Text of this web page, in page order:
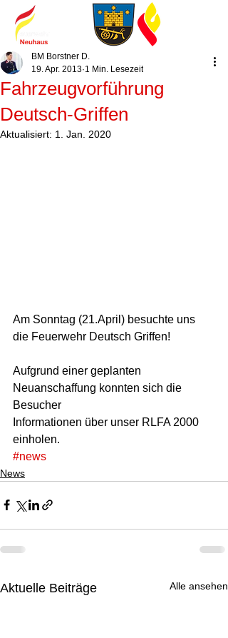
Fahrzeugvorführung
Deutsch-Griffen
BM Borstner D.
19. Apr. 2013 1 Min. Lesezeit
Aktualisiert: 1. Jan. 2020
Am Sonntag (21.April) besuchte uns
die Feuerwehr Deutsch Griffen!
Aufgrund einer geplanten
Neuanschaffung konnten sich die
Besucher
Informationen über unser RLFA 2000
einholen.
#news
News
Aktuelle Beiträge Alle ansehen